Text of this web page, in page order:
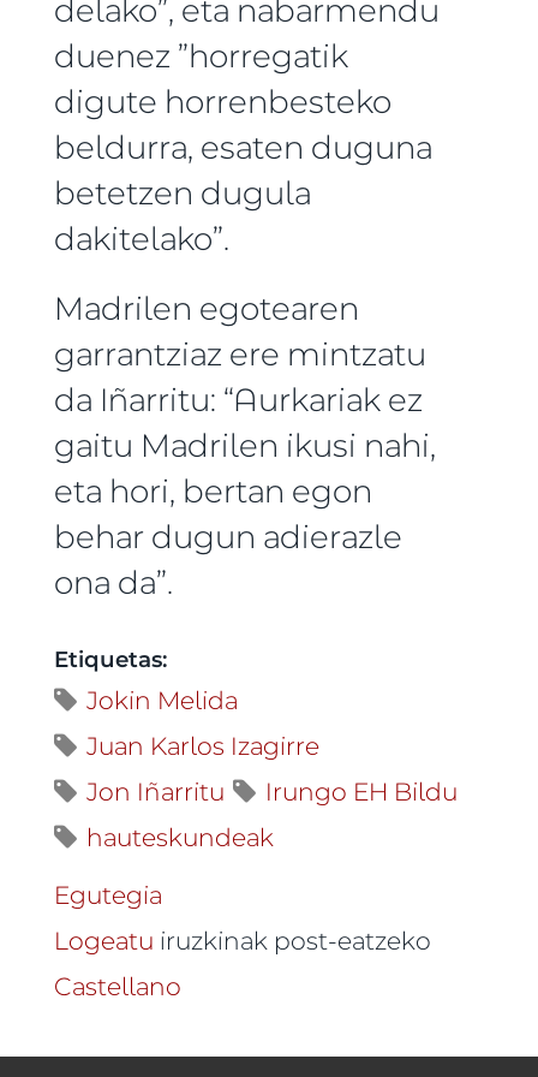
delako”, eta nabarmendu
duenez ”horregatik
digute horrenbesteko
beldurra, esaten duguna
betetzen dugula
dakitelako”.
Madrilen egotearen
garrantziaz ere mintzatu
da Iñarritu: “Aurkariak ez
gaitu Madrilen ikusi nahi,
eta hori, bertan egon
behar dugun adierazle
ona da”.
Etiquetas:
Jokin Melida
Juan Karlos Izagirre
Jon Iñarritu
Irungo EH Bildu
hauteskundeak
Egutegia
Logeatu iruzkinak post-eatzeko
Castellano